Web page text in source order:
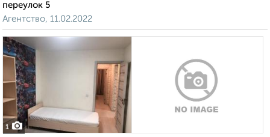
переулок 5
Агентство, 11.02.2022
1